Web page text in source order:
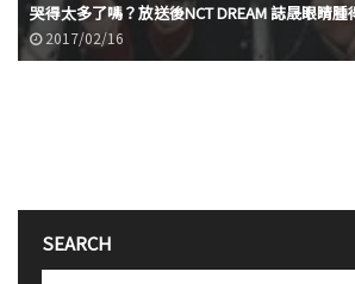
哭得太多了嗎？放送後NCT DREAM 誌晟眼睛
2017/02/16
SEARCH